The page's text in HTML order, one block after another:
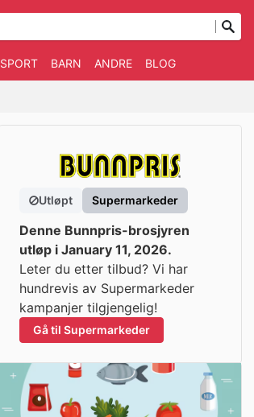
SPORT BARN ANDRE BLOG
Utløpt Supermarkeder
Denne Bunnpris-brosjyren
utløp i January 11, 2026.
Leter du etter tilbud? Vi har
hundrevis av Supermarkeder
kampanjer tilgjengelig!
Gå til Supermarkeder